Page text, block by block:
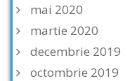
mai 2020
martie 2020
decembrie 2019
octombrie 2019